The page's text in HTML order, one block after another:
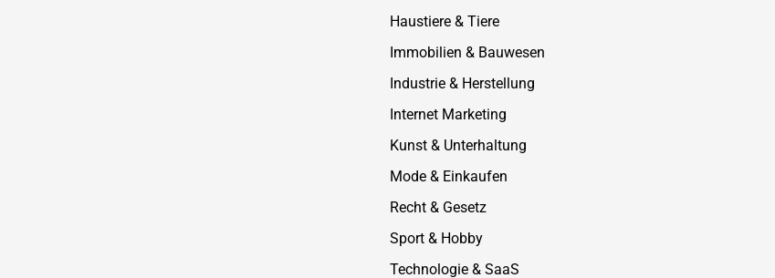
Haustiere & Tiere
Immobilien & Bauwesen
Industrie & Herstellung
Internet Marketing
Kunst & Unterhaltung
Mode & Einkaufen
Recht & Gesetz
Sport & Hobby
Technologie & SaaS